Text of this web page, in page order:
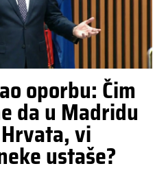
oporbu: Čim
da u Madridu
vi
ustaše?